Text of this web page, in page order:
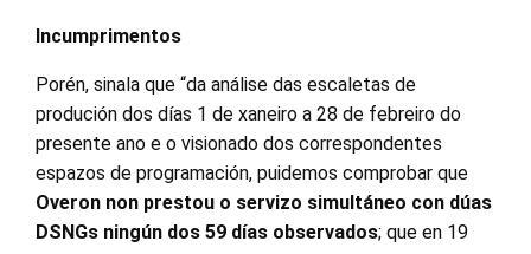
Incumprimentos
Porén, sinala que “da análise das escaletas de
produción dos días 1 de xaneiro a 28 de febreiro do
presente ano e o visionado dos correspondentes
espazos de programación, puidemos comprobar que
Overon non prestou o servizo simultáneo con dúas
DSNGs ningún dos 59 días observados; que en 19